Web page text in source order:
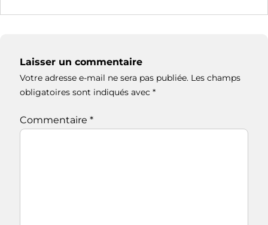
Laisser un commentaire
Votre adresse e-mail ne sera pas publiée. Les champs
obligatoires sont indiqués avec *
Commentaire *